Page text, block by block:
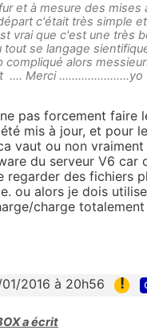
et à mesure des
c'était très simple
vrai que c'est une très
tout se langage
compliqué alors
.... Merci ......................yo
pas forcement faire
mis à jour, et pour
vaut ou non
du serveur V6 car
regarder des fichiers
ou alors je dois
charge
2016 à 20h56 !
a écrit